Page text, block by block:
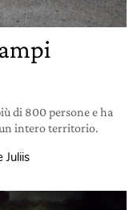
di 800 persone e ha
intero territorio.
Juliis